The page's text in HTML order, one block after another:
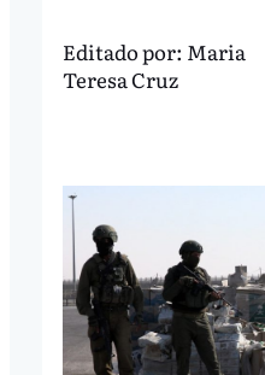
Editado por: Maria
Teresa Cruz